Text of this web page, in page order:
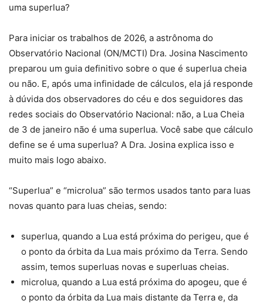
uma superlua?
Para iniciar os trabalhos de 2026, a astrônoma do
Observatório Nacional (ON/MCTI) Dra. Josina Nascimento
preparou um guia definitivo sobre o que é superlua cheia
ou não. E, após uma infinidade de cálculos, ela já responde
à dúvida dos observadores do céu e dos seguidores das
redes sociais do Observatório Nacional: não, a Lua Cheia
de 3 de janeiro não é uma superlua. Você sabe que cálculo
define se é uma superlua? A Dra. Josina explica isso e
muito mais logo abaixo.
“Superlua” e “microlua” são termos usados tanto para luas
novas quanto para luas cheias, sendo:
superlua, quando a Lua está próxima do perigeu, que é
o ponto da órbita da Lua mais próximo da Terra. Sendo
assim, temos superluas novas e superluas cheias.
microlua, quando a Lua está próxima do apogeu, que é
o ponto da órbita da Lua mais distante da Terra e, da